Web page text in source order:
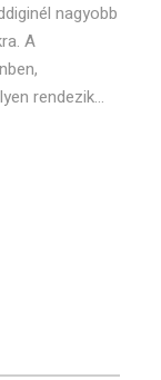
nagyobb
A
rendezik...